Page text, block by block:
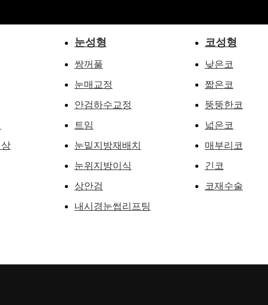
눈성형
쌍꺼풀
눈매교정
안검하수교정
트임
눈밑지방재배치
눈위지방이식
상안검
내시경눈썹리프팅
코성형
낮은코
짧은코
뚱뚱한코
넓은코
매부리코
긴코
코재수술